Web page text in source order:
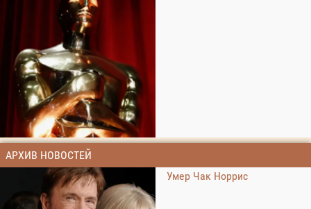
АРХИВ НОВОСТЕЙ
Умер Чак Норрис